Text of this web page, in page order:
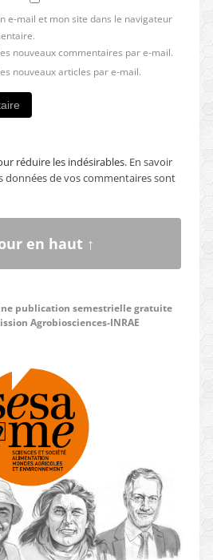
e-mail et mon site dans le navigateur
nouveaux commentaires par e-mail.
nouveaux articles par e-mail.
réduire les indésirables. En savoir
données de vos commentaires sont
en haut ↑
publication semestrielle gratuite
Agrobiosciences-INRAE